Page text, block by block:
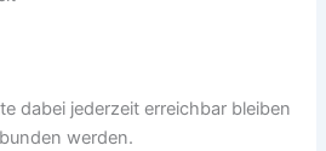
dabei jederzeit erreichbar bleiben
werden.